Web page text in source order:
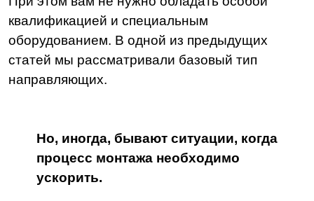
квалификацией и специальным
оборудованием. В одной из предыдущих
статей мы рассматривали базовый тип
направляющих.
Но, иногда, бывают ситуации, когда
процесс монтажа необходимо
ускорить.